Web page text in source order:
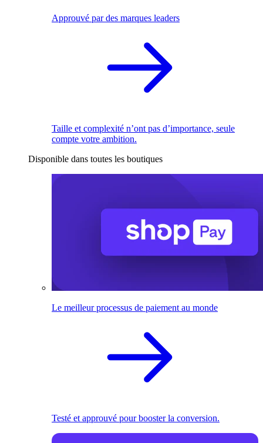
Approuvé par des marques leaders
Taille et complexité n’ont pas d’importance, seule
compte votre ambition.
Disponible dans toutes les boutiques
Le meilleur processus de paiement au monde
Testé et approuvé pour booster la conversion.